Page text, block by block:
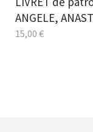
ANGELE,
15,00 €